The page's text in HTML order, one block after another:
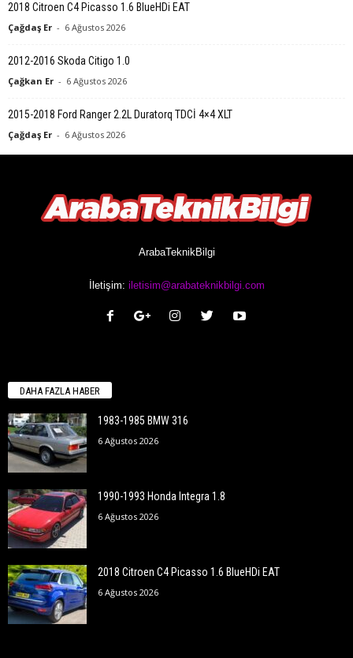
2018 Citroen C4 Picasso 1.6 BlueHDi EAT
Çağdaş Er - 6 Ağustos 2026
2012-2016 Skoda Citigo 1.0
Çağkan Er - 6 Ağustos 2026
2015-2018 Ford Ranger 2.2L Duratorq TDCİ 4×4 XLT
Çağdaş Er - 6 Ağustos 2026
ArabaTeknikBilgi
İletişim: iletisim@arabateknikbilgi.com
DAHA FAZLA HABER
1983-1985 BMW 316
6 Ağustos 2026
1990-1993 Honda Integra 1.8
6 Ağustos 2026
2018 Citroen C4 Picasso 1.6 BlueHDi EAT
6 Ağustos 2026